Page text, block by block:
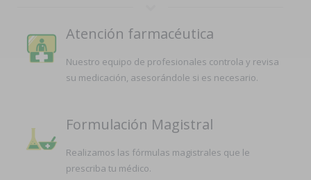
Atención farmacéutica
Nuestro equipo de profesionales controla y revisa
su medicación, asesorándole si es necesario.
Formulación Magistral
Realizamos las fórmulas magistrales que le
prescriba tu médico.